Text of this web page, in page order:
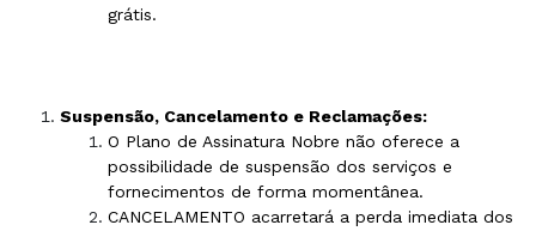
grátis.
Suspensão, Cancelamento e Reclamações:
O Plano de Assinatura Nobre não oferece a
possibilidade de suspensão dos serviços e
fornecimentos de forma momentânea.
CANCELAMENTO acarretará a perda imediata dos